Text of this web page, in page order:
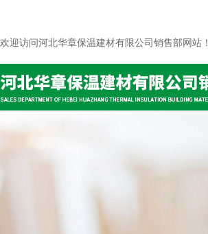
欢迎访问河北华章保温建材有限公司销售部网站！